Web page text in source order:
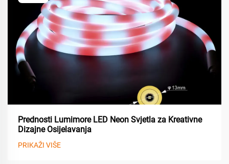
Prednosti Lumimore LED Neon Svjetla za Kreativne
Dizajne Osijelavanja
PRIKAŽI VIŠE